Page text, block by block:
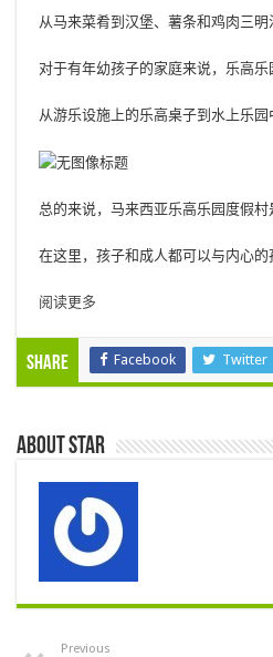
从马来菜肴到汉堡、薯条和鸡肉三明
对于有年幼孩子的家庭来说，乐高乐
从游乐设施上的乐高桌子到水上乐园
总的来说，马来西亚乐高乐园度假村
在这里，孩子和成人都可以与内心的
阅读更多
Share Facebook Twitter
About star
Previous